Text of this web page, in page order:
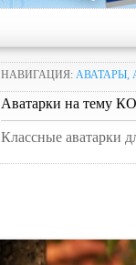
НАВИГАЦИЯ: АВАТАРЫ,
Аватарки на
Классные аватарки